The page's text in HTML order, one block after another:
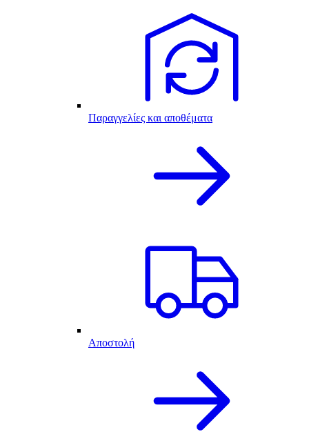
Παραγγελίες και αποθέματα
Αποστολή